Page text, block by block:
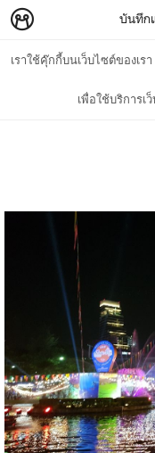
เราใช้คุ๊กกี้บนเว็บไซต์ของเ
เพื่อใช้บริการเ
บันทึก
สุขใจ..